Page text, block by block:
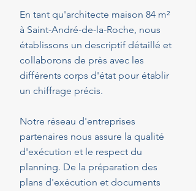
En tant qu'architecte maison 84 m²
à Saint-André-de-la-Roche, nous
établissons un descriptif détaillé et
collaborons de près avec les
différents corps d'état pour établir
un chiffrage précis.
Notre réseau d'entreprises
partenaires nous assure la qualité
d'exécution et le respect du
planning. De la préparation des
plans d'exécution et documents